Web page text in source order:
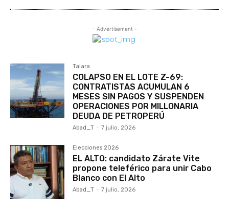
- Advertisement -
Talara
COLAPSO EN EL LOTE Z-69:
CONTRATISTAS ACUMULAN 6
MESES SIN PAGOS Y SUSPENDEN
OPERACIONES POR MILLONARIA
DEUDA DE PETROPERÚ
Abad_T - 7 julio, 2026
Elecciones 2026
EL ALTO: candidato Zárate Vite
propone teleférico para unir Cabo
Blanco con El Alto
Abad_T - 7 julio, 2026